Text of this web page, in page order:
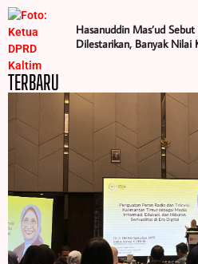
Hasanuddin Mas’ud
Dilestarikan, Banyak Nilai
TERBARU